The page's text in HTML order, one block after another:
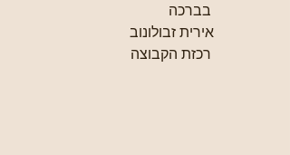
בברכה
אירית זבולונוב
רכזת הקבוצה